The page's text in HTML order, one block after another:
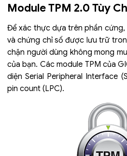
Module TPM 2.0 Tùy
Để xác thực dựa trên phần cứng,
và chứng chỉ số được lưu trữ
chặn người dùng không mong
của bạn. Các module TPM của
diện Serial Peripheral Interface
pin count (LPC).